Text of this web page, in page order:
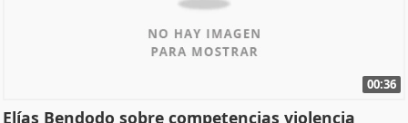
00:36
Elías Bendodo sobre competencias violencia